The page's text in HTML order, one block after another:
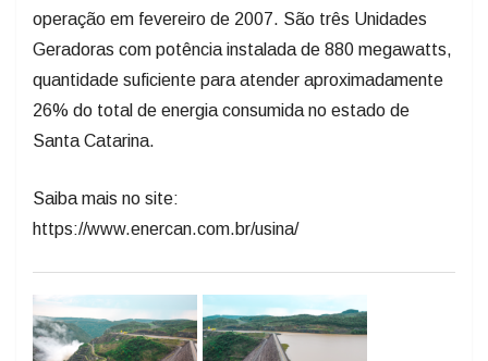
operação em fevereiro de 2007. São três Unidades
Geradoras com potência instalada de 880 megawatts,
quantidade suficiente para atender aproximadamente
26% do total de energia consumida no estado de
Santa Catarina.
Saiba mais no site:
https://www.enercan.com.br/usina/